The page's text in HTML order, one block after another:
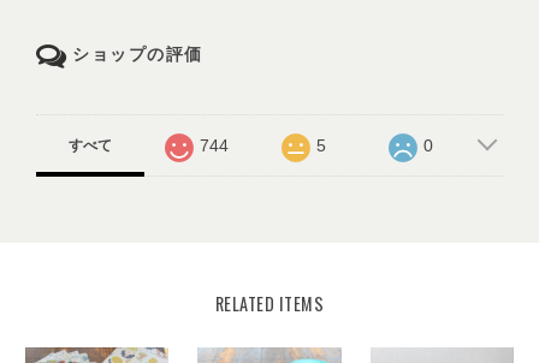
ショップの評価
すべて 744 5 0
RELATED ITEMS